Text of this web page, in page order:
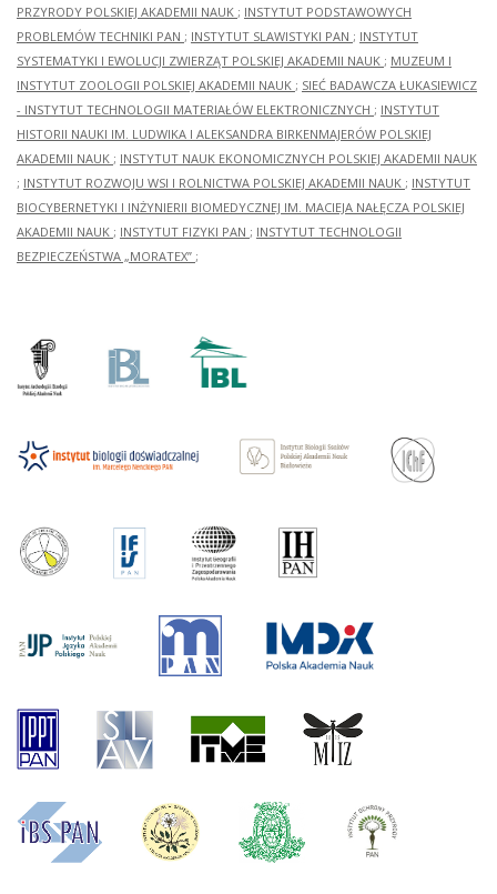
PRZYRODY POLSKIEJ AKADEMII NAUK ; INSTYTUT PODSTAWOWYCH
PROBLEMÓW TECHNIKI PAN ; INSTYTUT SLAWISTYKI PAN ; INSTYTUT
SYSTEMATYKI I EWOLUCJI ZWIERZĄT POLSKIEJ AKADEMII NAUK ; MUZEUM I
INSTYTUT ZOOLOGII POLSKIEJ AKADEMII NAUK ; SIEĆ BADAWCZA ŁUKASIEWICZ
- INSTYTUT TECHNOLOGII MATERIAŁÓW ELEKTRONICZNYCH ; INSTYTUT
HISTORII NAUKI IM. LUDWIKA I ALEKSANDRA BIRKENMAJERÓW POLSKIEJ
AKADEMII NAUK ; INSTYTUT NAUK EKONOMICZNYCH POLSKIEJ AKADEMII NAUK
; INSTYTUT ROZWOJU WSI I ROLNICTWA POLSKIEJ AKADEMII NAUK ; INSTYTUT
BIOCYBERNETYKI I INŻYNIERII BIOMEDYCZNEJ IM. MACIEJA NAŁĘCZA POLSKIEJ
AKADEMII NAUK ; INSTYTUT FIZYKI PAN ; INSTYTUT TECHNOLOGII
BEZPIECZEŃSTWA „MORATEX” ;